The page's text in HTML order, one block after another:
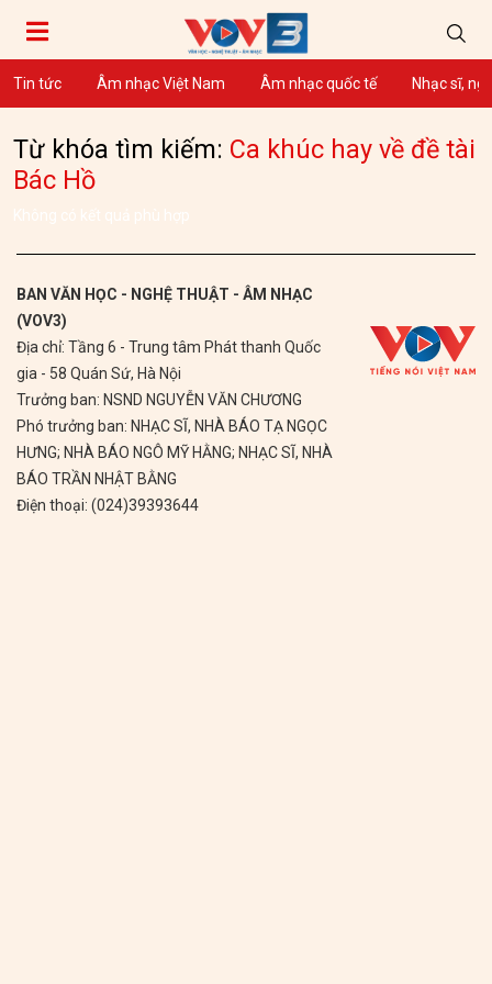
Tin tức Âm nhạc Việt Nam Âm nhạc quốc tế Nhạc sĩ,
Từ khóa tìm kiếm: Ca khúc hay về đề tài
Bác Hồ
Không có kết quả phù hợp
BAN VĂN HỌC - NGHỆ THUẬT - ÂM NHẠC
(VOV3)
Địa chỉ: Tầng 6 - Trung tâm Phát thanh Quốc
gia - 58 Quán Sứ, Hà Nội
Trưởng ban: NSND NGUYỄN VĂN CHƯƠNG
Phó trưởng ban: NHẠC SĨ, NHÀ BÁO TẠ NGỌC
HƯNG; NHÀ BÁO NGÔ MỸ HẰNG; NHẠC SĨ, NHÀ
BÁO TRẦN NHẬT BẰNG
Điện thoại: (024)39393644